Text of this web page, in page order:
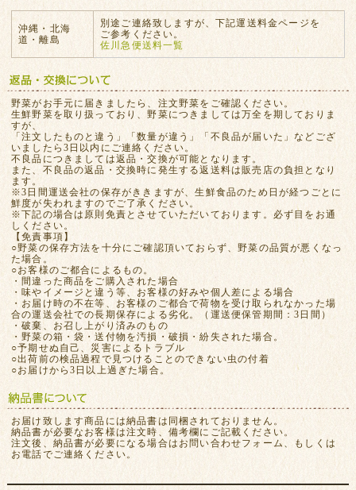
沖縄・北海
道・離島
別途ご連絡致しますが、下記運送料金ページを
ご参考ください。
佐川急便送料一覧
野菜がお手元に届きましたら、注文野菜をご確認ください。
生鮮野菜を取り扱っており、野菜につきましては万全を期しておりま
すが、
「注文したものと違う」「数量が違う」「不良品が届いた」などござ
いましたら3日以内にご連絡ください。
不良品につきましては返品・交換が可能となります。
また、不良品の返品・交換時に発生する返送料は販売店の負担となり
ます。
※3日間運送会社の保存がききますが、生鮮食品のため日が経つごとに
鮮度が失われますのでご了承ください。
※下記の場合は原則免責とさせていただいております。必ず目をお通
しください。
【免責事項】
○野菜の保存方法を十分にご確認頂いておらず、野菜の品質が悪くなっ
た場合。
○お客様のご都合によるもの。
・間違った商品をご購入された場合
・味やイメージと違う等、お客様の好みや個人差による場合
・お届け時の不在等、お客様のご都合で荷物を受け取られなかった場
合の運送会社での長期保存による劣化。（運送便保管期間：3日間）
・破棄、お召し上がり済みのもの
・野菜の箱・袋・送付物を汚損・破損・紛失された場合。
○予期せぬ自己、災害によるトラブル
○出荷前の検品過程で見つけることのできない虫の付着
○お届けから3日以上過ぎた場合。
お届け致します商品には納品書は同梱されておりません。
納品書が必要なお客様は注文時、備考欄にご記載ください。
注文後、納品書が必要になる場合はお問い合わせフォーム、もしくは
お電話でご連絡ください。